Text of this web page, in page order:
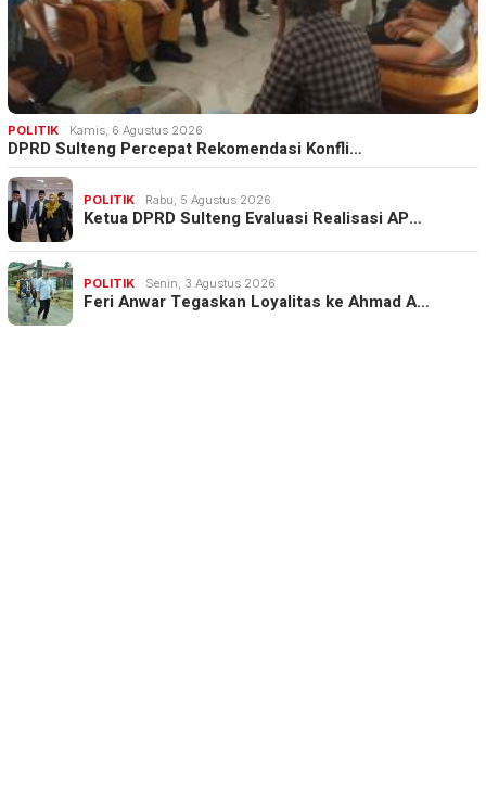
POLITIK Kamis, 6 Agustus 2026
DPRD Sulteng Percepat Rekomendasi Konfli…
POLITIK Rabu, 5 Agustus 2026
Ketua DPRD Sulteng Evaluasi Realisasi AP…
POLITIK Senin, 3 Agustus 2026
Feri Anwar Tegaskan Loyalitas ke Ahmad A…